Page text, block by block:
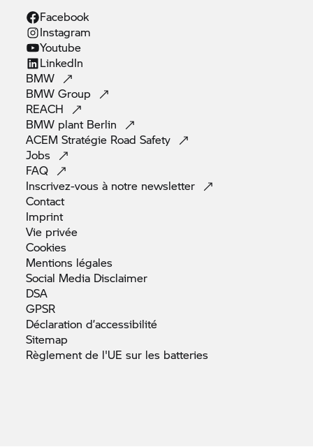
Facebook
Instagram
Youtube
LinkedIn
BMW
BMWGroup
REACH
BMW plant Berlin
ACEM Stratégie RoadSafety
Jobs
FAQ
Inscrivez-vous à notre newsletter
Contact
Imprint
Vie privée
Cookies
Mentions légales
Social Media Disclaimer
DSA
GPSR
Déclarationd’accessibilité
Sitemap
Règlement de l'UE sur les batteries